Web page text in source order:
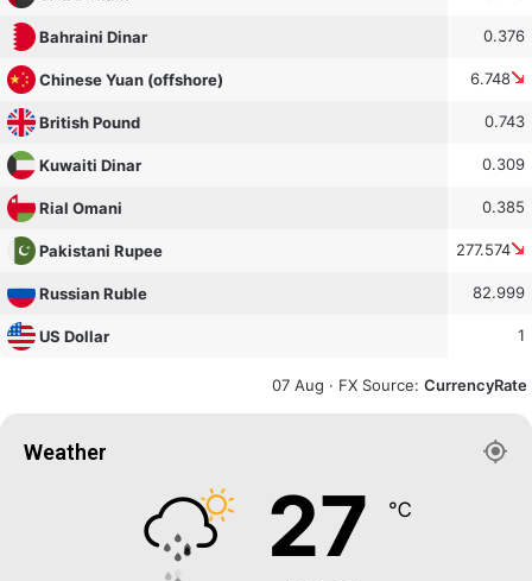
Bahraini Dinar 0.376
Chinese Yuan (offshore) 6.748
British Pound 0.743
Kuwaiti Dinar 0.309
Rial Omani 0.385
Pakistani Rupee 277.574
Russian Ruble 82.999
US Dollar 1
07 Aug · FX Source: CurrencyRate
Weather
27 ℃